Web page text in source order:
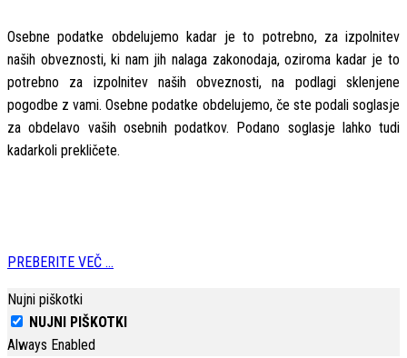
Osebne podatke obdelujemo kadar je to potrebno, za izpolnitev
naših obveznosti, ki nam jih nalaga zakonodaja, oziroma kadar je to
potrebno za izpolnitev naših obveznosti, na podlagi sklenjene
pogodbe z vami. Osebne podatke obdelujemo, če ste podali soglasje
za obdelavo vaših osebnih podatkov. Podano soglasje lahko tudi
kadarkoli prekličete.
PREBERITE VEČ ...
Nujni piškotki
NUJNI PIŠKOTKI
Always Enabled